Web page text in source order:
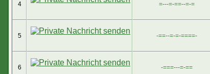
4 =---=-==--=-=
5 -==--=-=-====-
6 -===---=-==